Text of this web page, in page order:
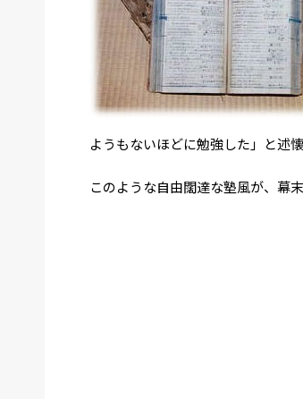
ようもないほどに勉強した」と述
このような自由闊達な塾風が、幕